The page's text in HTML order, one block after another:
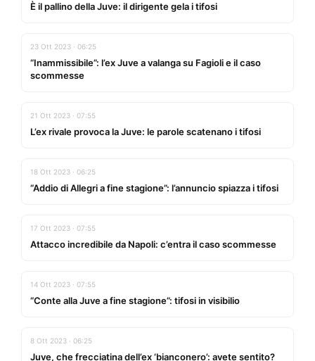
È il pallino della Juve: il dirigente gela i tifosi
23 Ott 2023 · 06:25
“Inammissibile”: l’ex Juve a valanga su Fagioli e il caso
scommesse
21 Ott 2023 · 07:55
L’ex rivale provoca la Juve: le parole scatenano i tifosi
18 Ott 2023 · 06:25
“Addio di Allegri a fine stagione”: l’annuncio spiazza i tifosi
17 Ott 2023 · 07:55
Attacco incredibile da Napoli: c’entra il caso scommesse
14 Ott 2023 · 07:55
“Conte alla Juve a fine stagione”: tifosi in visibilio
8 Ott 2023 · 06:25
Juve, che frecciatina dell’ex ‘bianconero’: avete sentito?